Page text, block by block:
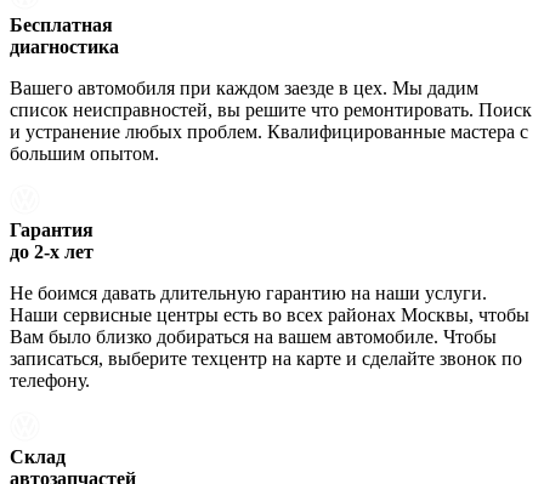
Бесплатная
диагностика
Вашего автомобиля при каждом заезде в цех. Мы дадим
список неисправностей, вы решите что ремонтировать. Поиск
и устранение любых проблем. Квалифицированные мастера с
большим опытом.
Гарантия
до 2-х лет
Не боимся давать длительную гарантию на наши услуги.
Наши сервисные центры есть во всех районах Москвы, чтобы
Вам было близко добираться на вашем автомобиле. Чтобы
записаться, выберите техцентр на карте и сделайте звонок по
телефону.
Склад
автозапчастей